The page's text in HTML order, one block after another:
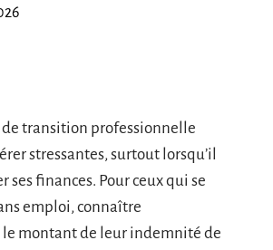
de transition professionnelle
stressantes, surtout lorsqu’il
ses finances. Pour ceux qui se
emploi, connaître
montant de leur indemnité de